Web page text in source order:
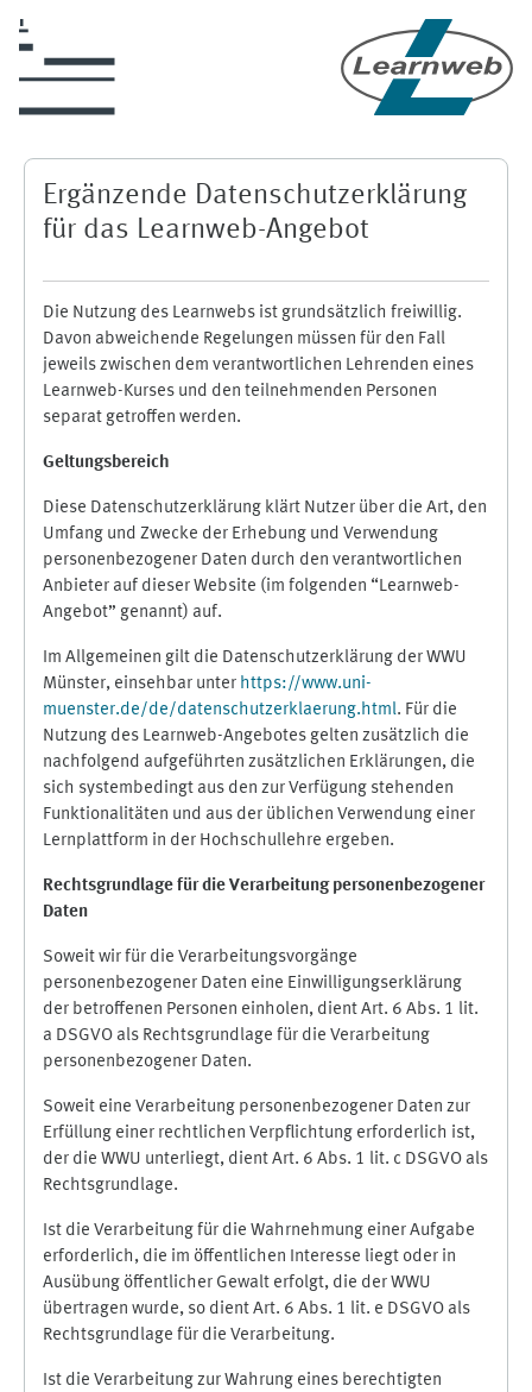
Ergänzende Datenschutzerklärung
für das Learnweb-Angebot
Die Nutzung des Learnwebs ist grundsätzlich freiwillig.
Davon abweichende Regelungen müssen für den Fall
jeweils zwischen dem verantwortlichen Lehrenden eines
Learnweb-Kurses und den teilnehmenden Personen
separat getroffen werden.
Geltungsbereich
Diese Datenschutzerklärung klärt Nutzer über die Art, den
Umfang und Zwecke der Erhebung und Verwendung
personenbezogener Daten durch den verantwortlichen
Anbieter auf dieser Website (im folgenden “Learnweb-
Angebot” genannt) auf.
Im Allgemeinen gilt die Datenschutzerklärung der WWU
Münster, einsehbar unter https://www.uni-
muenster.de/de/datenschutzerklaerung.html. Für die
Nutzung des Learnweb-Angebotes gelten zusätzlich die
nachfolgend aufgeführten zusätzlichen Erklärungen, die
sich systembedingt aus den zur Verfügung stehenden
Funktionalitäten und aus der üblichen Verwendung einer
Lernplattform in der Hochschullehre ergeben.
Rechtsgrundlage für die Verarbeitung personenbezogener
Daten
Soweit wir für die Verarbeitungsvorgänge
personenbezogener Daten eine Einwilligungserklärung
der betroffenen Personen einholen, dient Art. 6 Abs. 1 lit.
a DSGVO als Rechtsgrundlage für die Verarbeitung
personenbezogener Daten.
Soweit eine Verarbeitung personenbezogener Daten zur
Erfüllung einer rechtlichen Verpflichtung erforderlich ist,
der die WWU unterliegt, dient Art. 6 Abs. 1 lit. c DSGVO als
Rechtsgrundlage.
Ist die Verarbeitung für die Wahrnehmung einer Aufgabe
erforderlich, die im öffentlichen Interesse liegt oder in
Ausübung öffentlicher Gewalt erfolgt, die der WWU
übertragen wurde, so dient Art. 6 Abs. 1 lit. e DSGVO als
Rechtsgrundlage für die Verarbeitung.
Ist die Verarbeitung zur Wahrung eines berechtigten